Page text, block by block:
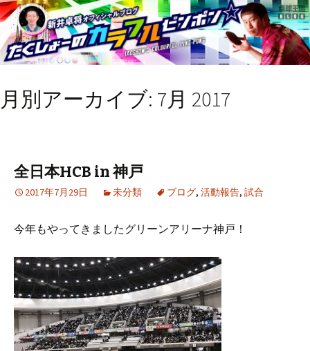
月別アーカイブ: 7月 2017
全日本HCB in 神戸
2017年7月29日 未分類 ブログ, 活動報告, 試合
今年もやってきましたグリーンアリーナ神戸！